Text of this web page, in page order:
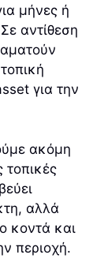
μήνες ή
αντίθεση
για την
ακόμη
αλλά
κοντά και
περιοχή.